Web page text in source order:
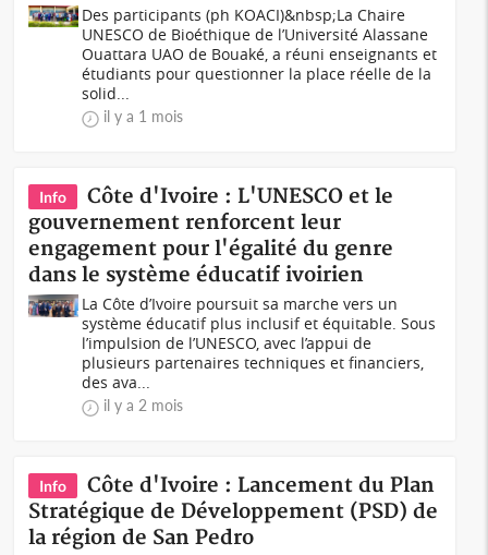
Des participants (ph KOACI)&nbsp;La Chaire
UNESCO de Bioéthique de l’Université Alassane
Ouattara UAO de Bouaké, a réuni enseignants et
étudiants pour questionner la place réelle de la
solid...
il y a 1 mois
Info
Côte d'Ivoire : L'UNESCO et le
gouvernement renforcent leur
engagement pour l'égalité du genre
dans le système éducatif ivoirien
La Côte d’Ivoire poursuit sa marche vers un
système éducatif plus inclusif et équitable. Sous
l’impulsion de l’UNESCO, avec l’appui de
plusieurs partenaires techniques et financiers,
des ava...
il y a 2 mois
Info
Côte d'Ivoire : Lancement du Plan
Stratégique de Développement (PSD) de
la région de San Pedro